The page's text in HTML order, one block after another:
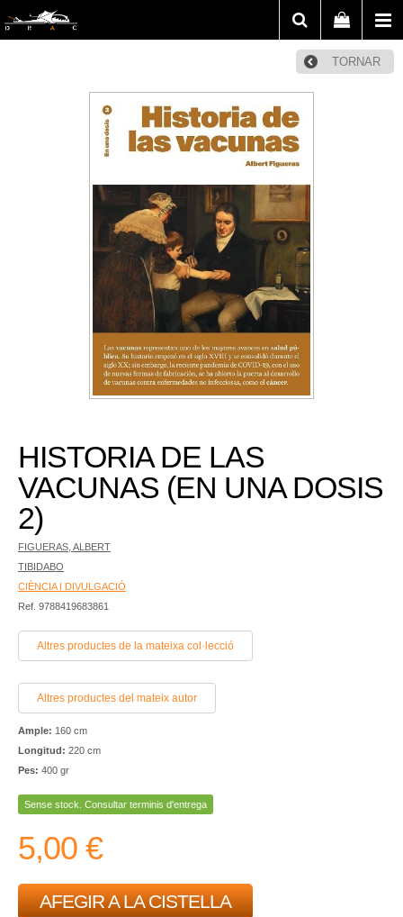
TORNAR
HISTORIA DE LAS
VACUNAS (EN UNA DOSIS
2)
FIGUERAS, ALBERT
TIBIDABO
CIÈNCIA I DIVULGACIÓ
Ref. 9788419683861
Altres productes de la mateixa col·lecció
Altres productes del mateix autor
Ample: 160 cm
Longitud: 220 cm
Pes: 400 gr
Sense stock. Consultar terminis d'entrega
5,00 €
AFEGIR A LA CISTELLA